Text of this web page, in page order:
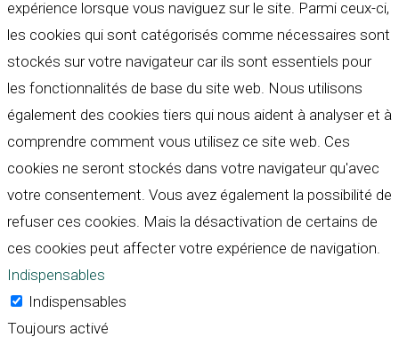
expérience lorsque vous naviguez sur le site. Parmi ceux-ci,
les cookies qui sont catégorisés comme nécessaires sont
stockés sur votre navigateur car ils sont essentiels pour
les fonctionnalités de base du site web. Nous utilisons
également des cookies tiers qui nous aident à analyser et à
comprendre comment vous utilisez ce site web. Ces
cookies ne seront stockés dans votre navigateur qu'avec
votre consentement. Vous avez également la possibilité de
refuser ces cookies. Mais la désactivation de certains de
ces cookies peut affecter votre expérience de navigation.
Indispensables
Indispensables
Toujours activé